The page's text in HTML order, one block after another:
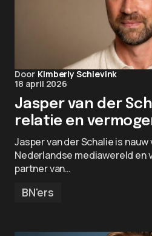
Door Kimberly Schievink
18 april 2026
Jasper van der
relatie en
Jasper van der Schalie is
Nederlandse mediawereld en
partner van…
BN'ers